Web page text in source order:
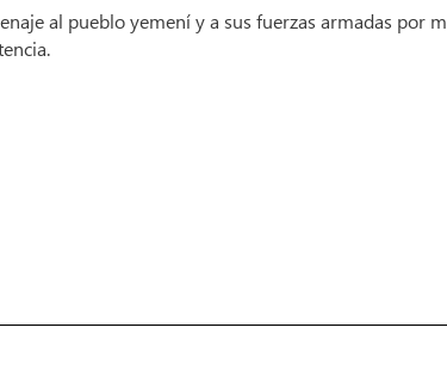
al pueblo yemení y a sus fuerzas armadas por